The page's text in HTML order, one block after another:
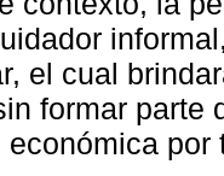
el cual
formar parte
económica por